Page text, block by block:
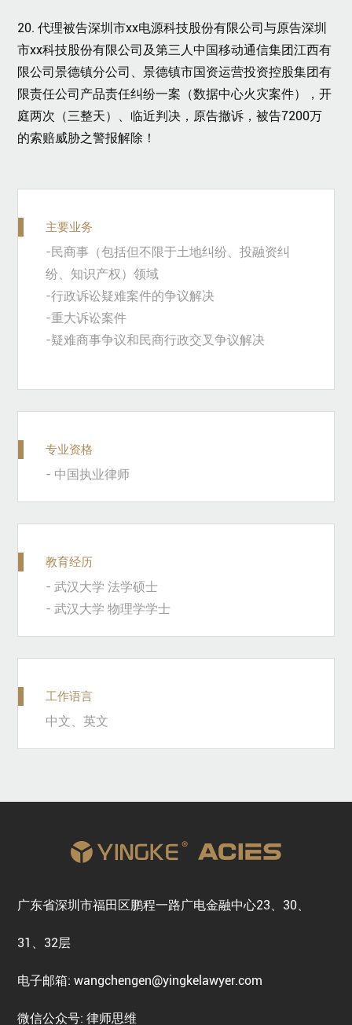
20. 代理被告深圳市xx电源科技股份有限公司与原告深圳
市xx科技股份有限公司及第三人中国移动通信集团江西有
限公司景德镇分公司、景德镇市国资运营投资控股集团有
限责任公司产品责任纠纷一案（数据中心火灾案件），开
庭两次（三整天）、临近判决，原告撤诉，被告7200万
的索赔威胁之警报解除！
主要业务
-民商事（包括但不限于土地纠纷、投融资纠
纷、知识产权）领域
-行政诉讼疑难案件的争议解决
-重大诉讼案件
-疑难商事争议和民商行政交叉争议解决
专业资格
- 中国执业律师
教育经历
- 武汉大学 法学硕士
- 武汉大学 物理学学士
工作语言
中文、英文
广东省深圳市福田区鹏程一路广电金融中心23、30、
31、32层
电子邮箱: wangchengen@yingkelawyer.com
微信公众号: 律师思维